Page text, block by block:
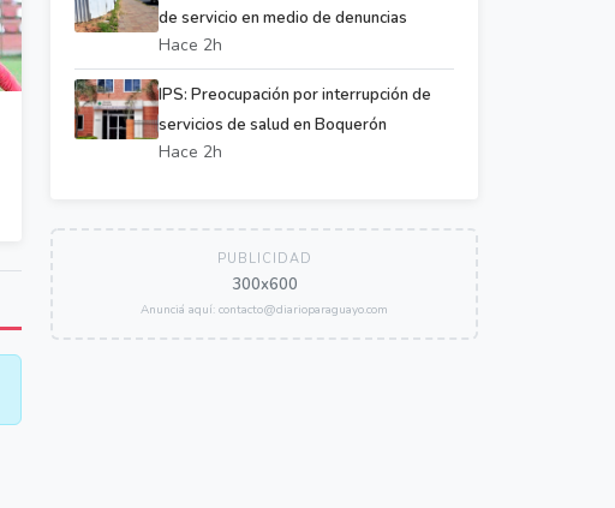
de servicio en medio de denuncias
Hace 2h
IPS: Preocupación por interrupción de
servicios de salud en Boquerón
Hace 2h
PUBLICIDAD
300x600
Anunciá aquí: contacto@diarioparaguayo.com